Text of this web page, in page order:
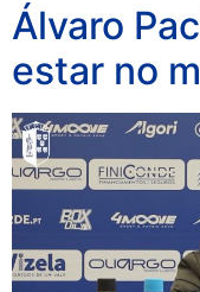
Álvaro
estar no